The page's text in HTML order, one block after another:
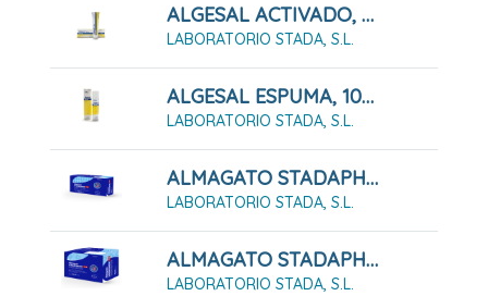
ALGESAL ACTIVADO, 60 G
LABORATORIO STADA, S.L.
ALGESAL ESPUMA, 100 G
LABORATORIO STADA, S.L.
ALMAGATO STADAPHARM 1,5 G SUSPENSIÓN ORAL 12 SOBRES
LABORATORIO STADA, S.L.
ALMAGATO STADAPHARM 1,5 G SUSPENSIÓN ORAL 24 SOBRES
LABORATORIO STADA, S.L.